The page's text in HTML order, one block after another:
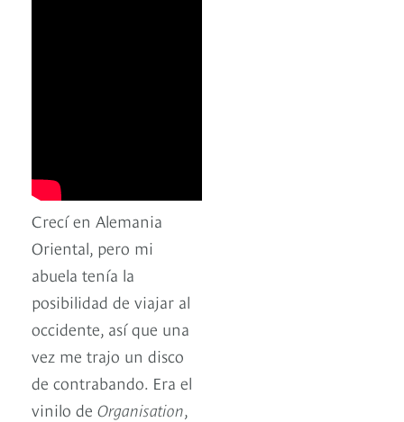
Crecí en Alemania
Oriental, pero mi
abuela tenía la
posibilidad de viajar al
occidente, así que una
vez me trajo un disco
de contrabando. Era el
vinilo de Organisation,